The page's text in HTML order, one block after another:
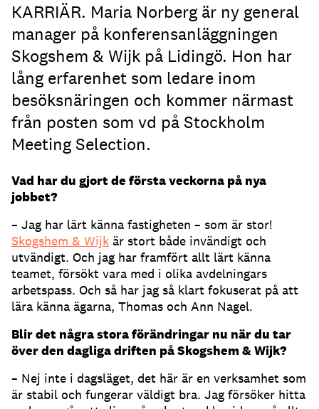
KARRIÄR. Maria Norberg är ny general
manager på konferensanläggningen
Skogshem & Wijk på Lidingö. Hon har
lång erfarenhet som ledare inom
besöksnäringen och kommer närmast
från posten som vd på Stockholm
Meeting Selection.
Vad har du gjort de första veckorna på nya
jobbet?
– Jag har lärt känna fastigheten – som är stor!
Skogshem & Wijk är stort både invändigt och
utvändigt. Och jag har framfört allt lärt känna
teamet, försökt vara med i olika avdelningars
arbetspass. Och så har jag så klart fokuserat på att
lära känna ägarna, Thomas och Ann Nagel.
Blir det några stora förändringar nu när du tar
över den dagliga driften på Skogshem & Wijk?
– Nej inte i dagsläget, det här är en verksamhet som
är stabil och fungerar väldigt bra. Jag försöker hitta